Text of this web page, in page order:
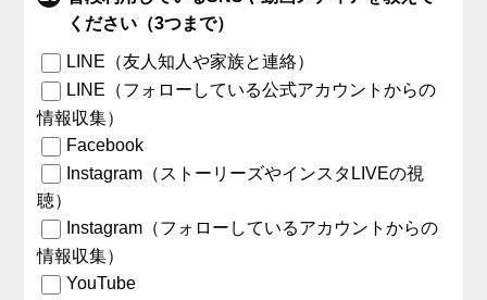
ください（3つまで）
LINE（友人知人や家族と連絡）
LINE（フォローしている公式アカウントからの
情報収集）
Facebook
Instagram（ストーリーズやインスタLIVEの視
聴）
Instagram（フォローしているアカウントからの
情報収集）
YouTube